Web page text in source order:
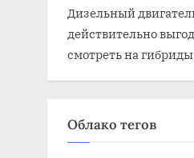
Дизельный
действительно
смотреть на
Облако тегов